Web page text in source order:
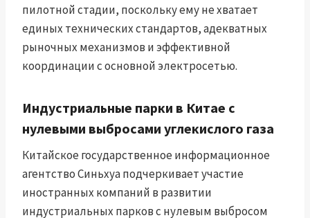
пилотной стадии, поскольку ему не хватает
единых технических стандартов, адекватных
рыночных механизмов и эффективной
координации с основной электросетью.
Индустриальные парки в Китае с
нулевыми выбросами углекислого газа
Китайское государственное информационное
агентство Синьхуа подчеркивает участие
иностранных компаний в развитии
индустриальных парков с нулевым выбросом